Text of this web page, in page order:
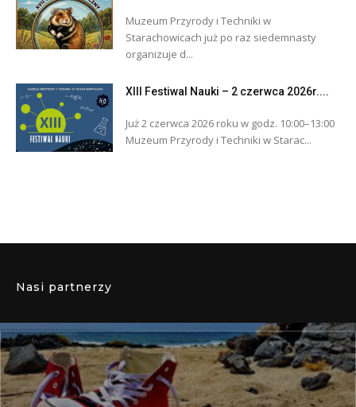
Muzeum Przyrody i Techniki w
Starachowicach już po raz siedemnasty
organizuje d...
XIII Festiwal Nauki – 2 czerwca 2026r....
Już 2 czerwca 2026 roku w godz. 10:00–13:00
Muzeum Przyrody i Techniki w Starac...
Nasi partnerzy